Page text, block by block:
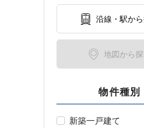
沿線・駅か
地図から
物件種別
新築一戸建て